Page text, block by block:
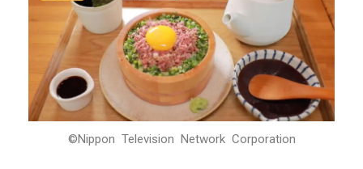
©Nippon Television Network Corporation